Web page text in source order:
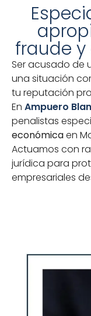
fraude
Ser acusado de
una situación
tu reputación
En Ampuero
penalistas
económicaen
Actuamos con
jurídica para
empresariales